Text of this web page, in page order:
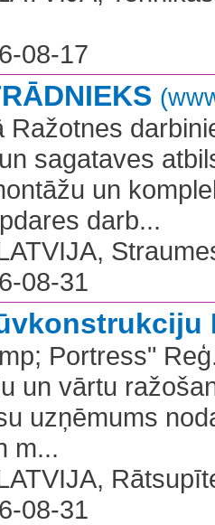
08-17
Ražotnes
sagataves
un
darb...
08-31
Portress"
un vārtu
uzņēmums
m...
08-31